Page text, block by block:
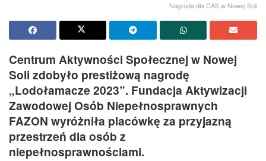
Nagroda dla CAS w Nowej Soli
Centrum Aktywności Społecznej w Nowej
Soli zdobyło prestiżową nagrodę
„Lodołamacze 2023”. Fundacja Aktywizacji
Zawodowej Osób Niepełnosprawnych
FAZON wyróżniła placówkę za przyjazną
przestrzeń dla osób z
niepełnosprawnościami.